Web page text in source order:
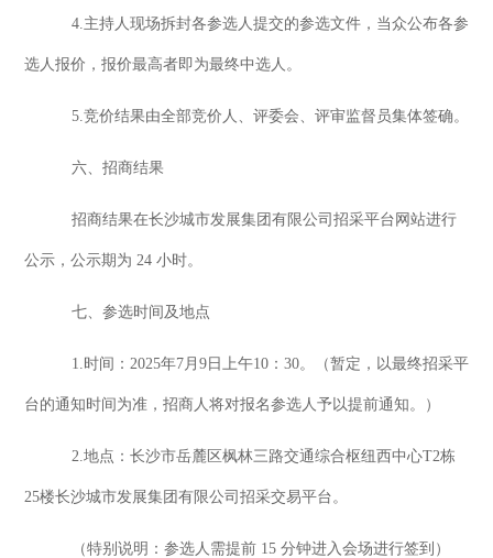
4.主持人现场拆封各参选人提交的参选文件，当众公布各参
选人报价，报价最高者即为最终中选人。
5.竞价结果由全部竞价人、评委会、评审监督员集体签确。
六、招商结果
招商结果在长沙城市发展集团有限公司招采平台网站进行
公示，公示期为 24 小时。
七、参选时间及地点
1.时间 ： 2025年7月 9日上午10：30。（暂定，以最终招采平
台的通知时间为准，招商人将对报名参选人予以提前通知。 ）
2. 地点 ： 长沙市岳麓区枫林三路交通综合枢纽西中心T2栋
25楼长沙城市发展集团有限公司招采交易平台。
（特别说明 ： 参选人需提前 15 分钟进入会场进行签到 ）